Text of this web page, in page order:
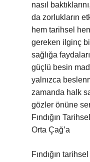
nasıl
da zorlukların
hem tarihsel
gereken ilginç
sağlığa
güçlü besin
yalnızca
zamanda halk
gözler önüne
Fındığın
Orta Çağ’a
Fındığın